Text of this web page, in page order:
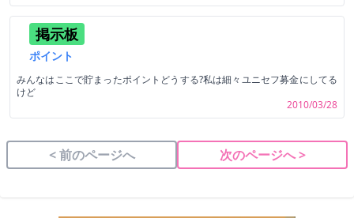
掲示板
ポイント
みんなはここで貯まったポイントどうする?私は細々ユニセフ募金にしてる
けど
2010/03/28
< 前のページへ 次のページへ >